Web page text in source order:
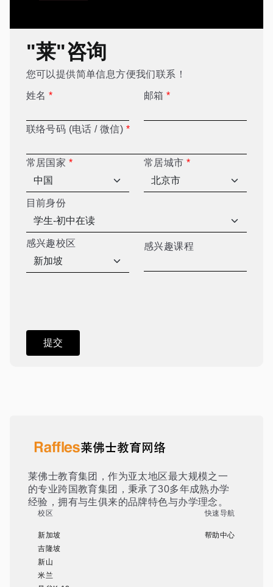
"莱"咨询
您可以提供简单信息方便我们联系！
姓名 * 邮箱*
联络号码 (电话 / 微信) *
常居国家 * 常居城市*
目前身份
感兴趣校区 感兴趣课程
莱佛士教育集团，作为亚太地区最大规模之一
的专业跨国教育集团，秉承了30多年成熟办学
经验，拥有与生俱来的品牌特色与办学理念。
校区
新加坡
吉隆坡
新山
米兰
快速导航
帮助中心